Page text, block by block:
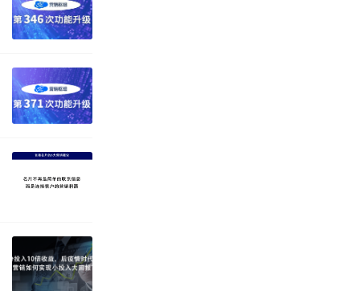
的内容需求
数字化营销中